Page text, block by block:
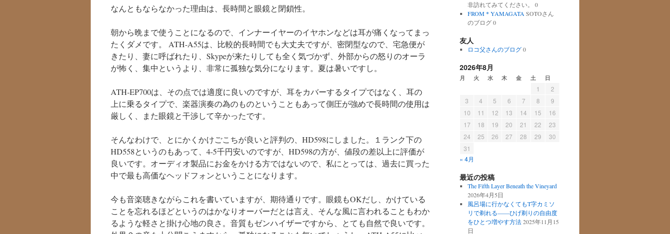
なんともならなかった理由は、長時間と眼鏡と閉鎖性。
朝から晩まで使うことになるので、インナーイヤーのイヤホンなどは耳が痛くなってまっ
たくダメです。 ATH-A55は、比較的長時間でも大丈夫ですが、密閉型なので、宅急便が
きたり、妻に呼ばれたり、Skypeが来たりしても全く気づかず、外部からの怒りのオーラ
が怖く、集中というより、非常に孤独な気分になります。夏は暑いですし。
ATH-EP700は、その点では適度に良いのですが、耳をカバーするタイプではなく、耳の
上に乗るタイプで、楽器演奏の為のものということもあって側圧が強めで長時間の使用は
厳しく、また眼鏡と干渉して辛かったです。
そんなわけで、とにかくかけごこちが良いと評判の、HD598にしました。１ランク下の
HD558というのもあって、4-5千円安いのですが、HD598の方が、値段の差以上に評価が
良いです。オーディオ製品にお金をかける方ではないので、私にとっては、過去に買った
中で最も高価なヘッドフォンということになります。
今も音楽聴きながらこれを書いていますが、期待通りです。眼鏡もOKだし、かけている
ことを忘れるほどというのはかなりオーバーだとは言え、そんな風に言われることもわか
るような軽さと掛け心地の良さ。音質もゼンハイザーですから、とても自然で良いです。
非訪れてみてください。 0
FROM＊YAMAGATA SOTOさん
のブログ 0
友人
ロコ父さんのブログ0
2026年8月
月 火 水 木 金 土 日
1
2
3
4 5 6 7 8
9
10
11 12 13 14 15
16
17
18 19 20 21 22
23
24
25 26 27 28 29
30
31
« 4月
最近の投稿
The Fifth Layer Beneath the Vineyard
2026年4月5日
風呂場に行かなくてもT字カミソ
リで剃れる——ひげ剃りの自由度
をひとつ増やす方法 2025年11月15
日